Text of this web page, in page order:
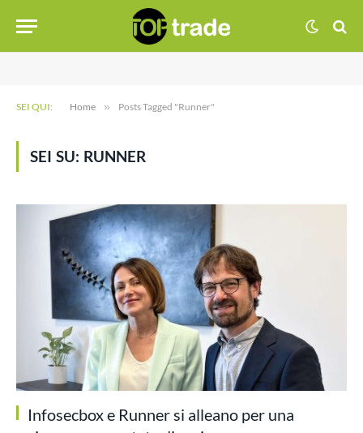
SEI QUI: Home » Posts Tagged "Runner"
SEI SU: RUNNER
Infosecbox e Runner si alleano per una